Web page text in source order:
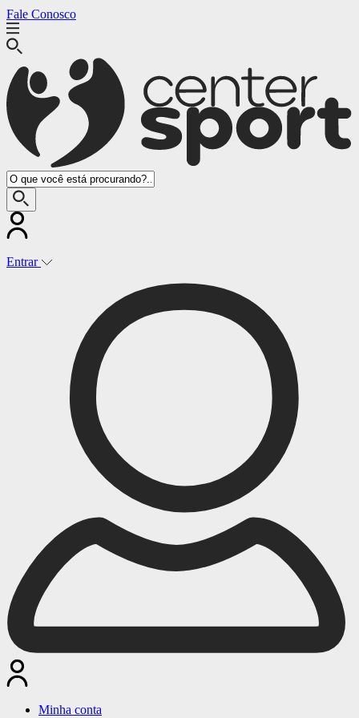
(14) 3541-7370
Fale Conosco
Entrar
Minha conta